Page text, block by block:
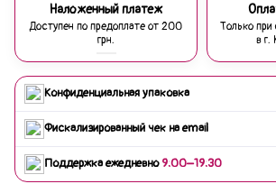
Наложенный платеж
Доступен по предоплате от 200
грн.
Только при
в г.
Конфиденциальная упаковка
Фискализированный чек на email
Поддержка ежедневно9:00–19:30